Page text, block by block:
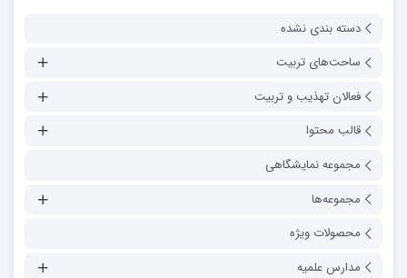
دسته بندی نشده
ساحت‌های تربیت
فعالان تهذیب و تربیت
قالب محتوا
مجموعه نمایشگاهی
مجموعه‌ها
محصولات ویژه
مدارس علمیه